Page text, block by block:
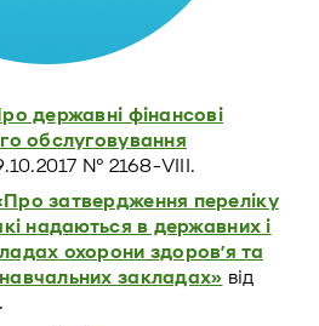
державні фінансові
обслуговування
№ 2168-VIII.
затвердження переліку
надаються в державних і
охорони здоров’я та
закладах» від